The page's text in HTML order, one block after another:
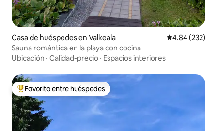
Casa de huéspedes en Valkeala Calificación
4.84 (232)
Sauna romántica en la playa con cocina
Ubicación · Calidad-precio · Espacios interiores
Favorito entre huéspedes preferido
Favorito entre huéspedes